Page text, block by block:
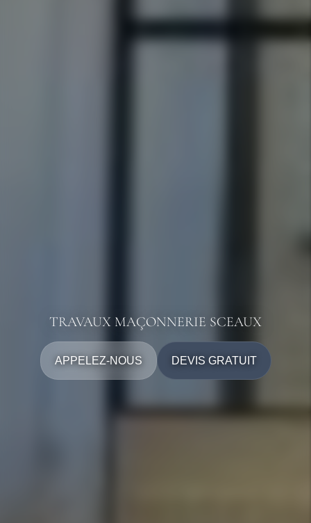
TRAVAUX MAÇONNERIE SCEAUX
APPELEZ-NOUS DEVIS GRATUIT